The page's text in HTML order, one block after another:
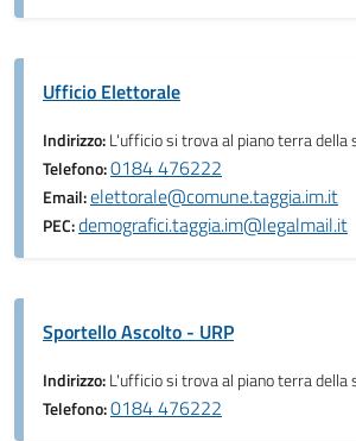
Ufficio Elettorale
Indirizzo:L'ufficio si trova al piano terra della
Telefono:0184 476222
Email:elettorale@comune.taggia.im.it
PEC:demografici.taggia.im@legalmail.it
Sportello Ascolto - URP
Indirizzo:L'ufficio si trova al piano terra della
Telefono:0184 476222